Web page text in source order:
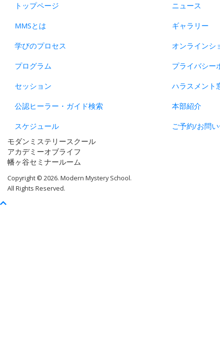
トップページ
MMSとは
学びのプロセス
プログラム
セッション
公認ヒーラー・ガイド検索
スケジュール
ニュース
ギャラリー
オンラインシ
プライバシー
ハラスメント
本部紹介
ご予約/お問
モダンミステリースクール
アカデミーオブライフ
幡ヶ谷セミナールーム
Copyright © 2026. Modern Mystery School.
All Rights Reserved.